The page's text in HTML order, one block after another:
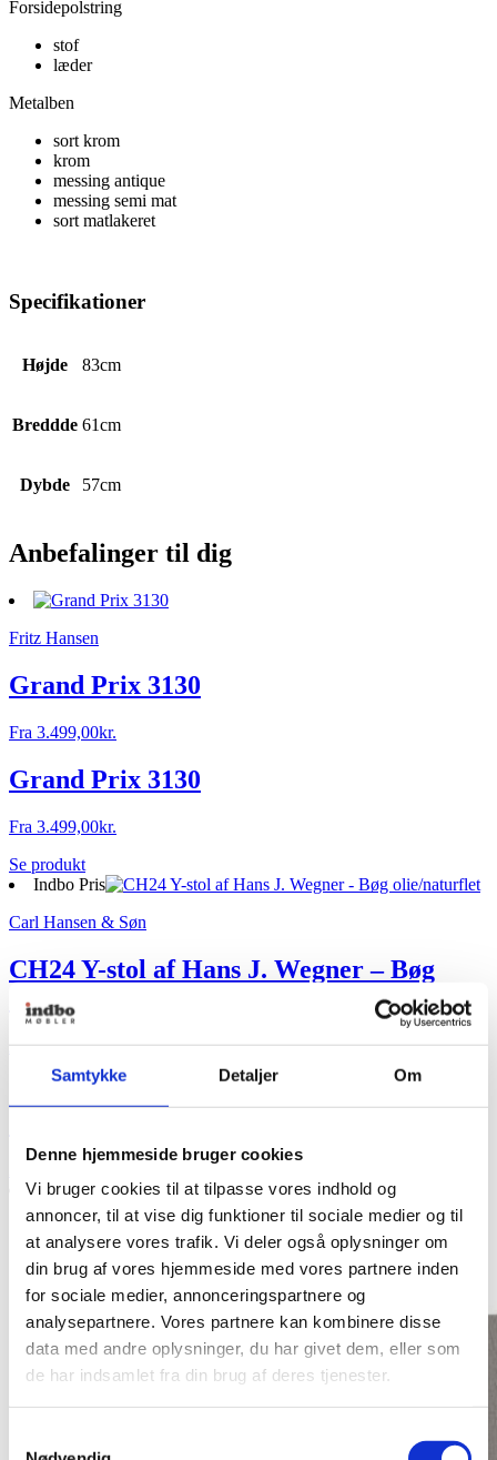
Samtykke Detaljer Om
Denne hjemmeside bruger cookies
Vi bruger cookies til at tilpasse vores indhold og
annoncer, til at vise dig funktioner til sociale medier og til
at analysere vores trafik. Vi deler også oplysninger om
din brug af vores hjemmeside med vores partnere inden
for sociale medier, annonceringspartnere og
analysepartnere. Vores partnere kan kombinere disse
data med andre oplysninger, du har givet dem, eller som
de har indsamlet fra din brug af deres tjenester.
Forsidepolstring
stof
læder
Metalben
sort krom
krom
messing antique
messing semi mat
sort matlakeret
Specifikationer
Højde 83cm
Breddde 61cm
Dybde 57cm
Anbefalinger til dig
Fritz Hansen
Grand Prix 3130
Fra 3.499,00kr.
Grand Prix 3130
Fra 3.499,00kr.
Se produkt
Indbo Pris
Carl Hansen & Søn
CH24 Y-stol af Hans J. Wegner – Bøg
olie/naturflet
2.890,00kr.
CH24 Y-stol af Hans J. Wegner – Bøg
Se produkt